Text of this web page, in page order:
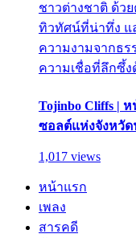
ชาวต่างชาติ ด้ว
ทิวทัศน์ที่น่าทึ่ง แ
ความงามจากธร
ความเชื่อที่ลึกซึ้ง
Tojinbo Cliffs |
ซอลต์แห่งจังหวั
1,017 views
หน้าแรก
เพลง
สารคดี